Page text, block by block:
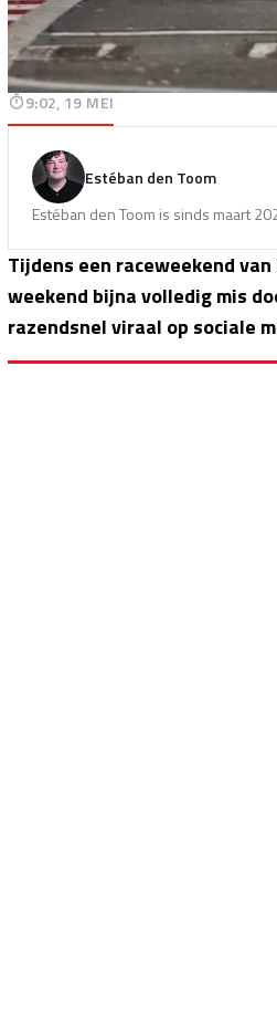
9:02, 19 MEI
Estéban den Toom
Estéban den Toom is sinds maart
Tijdens een raceweekend
weekend bijna volledig mis
razendsnel viraal op sociale